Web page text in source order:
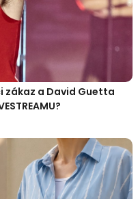
zákaz a David Guetta